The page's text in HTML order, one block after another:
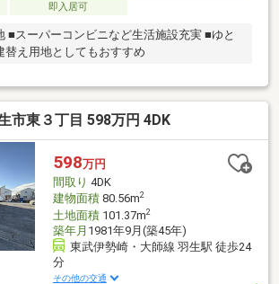
即入居可
■スーパーコンビニなど生活施設充実 ■ゆと
替え用地としてもおすすめ
市東３丁目 598万円 4DK
598万円
間取り 4DK
建物面積80.56m2
土地面積101.37m2
築年月 1981年9月(築45年)
東武伊勢崎・大師線 羽生駅 徒歩24
分
その他の交通